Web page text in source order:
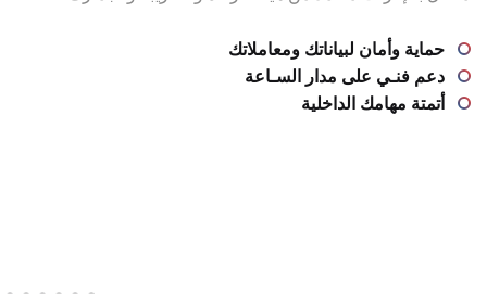
حماية وأمان لبياناتك ومعاملاتك
دعم فنـي على مدار السـاعة
أتمتة مهامك الداخلية